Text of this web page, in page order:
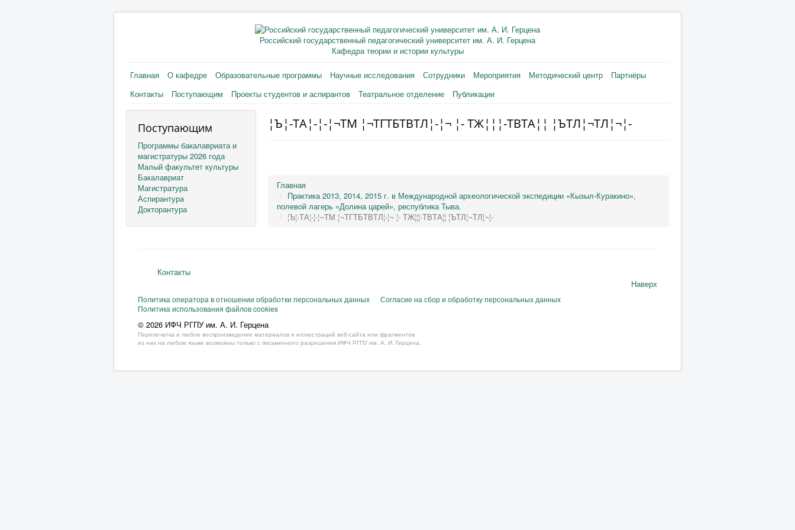
Российский государственный педагогический университет им. А. И. Герцена
Кафедра теории и истории культуры
Главная О кафедре Образовательные программы Научные исследования Сотрудники Мероприятия Методический центр
Партнёры
Контакты
Поступающим Проекты студентов и аспирантов Театральное отделение Публикации
Поступающим
Программы бакалавриата и
магистратуры 2026 года
Малый факультет культуры
Бакалавриат
Магистратура
Аспирантура
Докторантура
¦Ъ¦-TА¦-¦-¦¬TМ ¦¬TГTБTВTЛ¦-¦¬ ¦- TЖ¦¦¦-TВTА¦¦ ¦ЪTЛ¦¬TЛ¦¬¦-
Главная
Практика 2013, 2014, 2015 г. в Международной археологической экспедиции «Кызыл-Куракино»,
полевой лагерь «Долина царей», республика Тыва.
¦Ъ¦-TА¦-¦-¦¬TМ ¦¬TГTБTВTЛ¦-¦¬ ¦- TЖ¦¦¦-TВTА¦¦ ¦ЪTЛ¦¬TЛ¦¬¦-
Контакты
Наверх
Политика оператора в отношении обработки персональных данных
Согласие на сбор и обработку персональных данных
Политика использования файлов cookies
© 2026 ИФЧ РГПУ им. А. И. Герцена
Перепечатка и любое воспроизведение материалов и иллюстраций веб-сайта или фрагментов
из них на любом языке возможны только с письменного разрешения ИФЧ РГПУ им. А. И. Герцена.